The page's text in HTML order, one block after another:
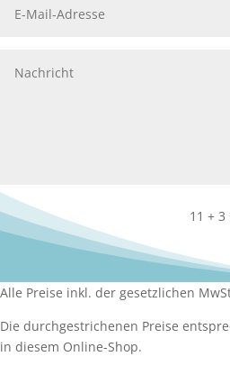
11 + 3
Alle Preise inkl. der gesetzlichen
Die durchgestrichenen Preise
in diesem Online-Shop.